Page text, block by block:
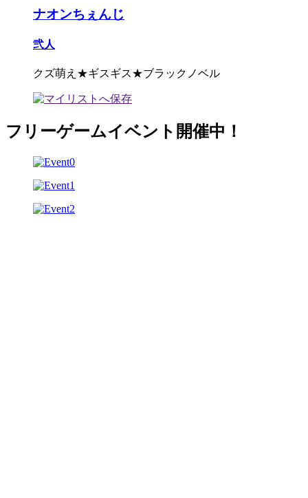
ナオンちぇんじ
弐人
クズ萌え★ギスギス★ブラックノベル
フリーゲームイベント開催中！